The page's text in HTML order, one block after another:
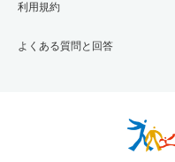
利用規約
よくある質問と回答